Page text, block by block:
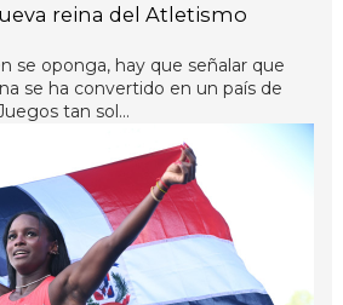
reina del Atletismo
se oponga, hay que señalar que
se ha convertido en un país de
tan sol...